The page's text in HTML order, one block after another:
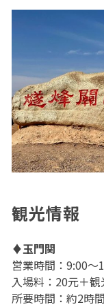
観光情報
♦玉門関
営業時間：9:00～
入場料：20元＋
所要時間：約2時間